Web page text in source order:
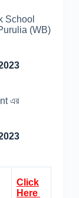
School
(WB)
এর
Click
Here